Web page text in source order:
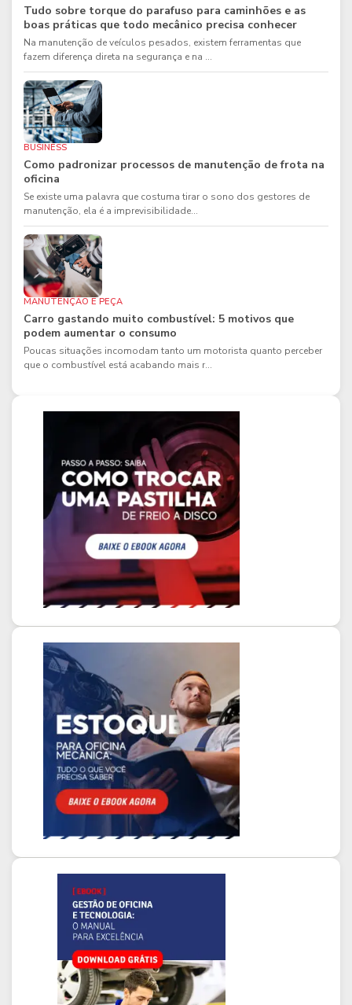
Tudo sobre torque do parafuso para caminhões e as
boas práticas que todo mecânico precisa conhecer
Na manutenção de veículos pesados, existem ferramentas que
fazem diferença direta na segurança e na ...
BUSINESS
Como padronizar processos de manutenção de frota na
oficina
Se existe uma palavra que costuma tirar o sono dos gestores de
manutenção, ela é a imprevisibilidade...
MANUTENÇÃO E PEÇA
Carro gastando muito combustível: 5 motivos que
podem aumentar o consumo
Poucas situações incomodam tanto um motorista quanto perceber
que o combustível está acabando mais r...